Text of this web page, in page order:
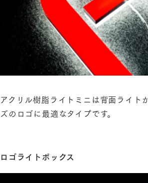
アクリル樹脂ライトミニは背面ライト
ズのロゴに最適なタイプです。
ロゴライトボックス